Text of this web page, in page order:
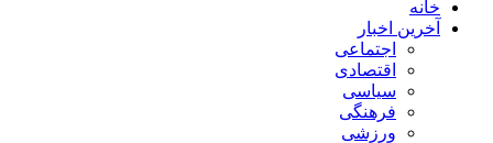
خانه
آخرین اخبار
اجتماعی
اقتصادی
سیاسی
فرهنگی
ورزشی